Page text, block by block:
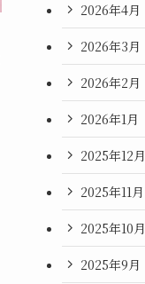
2026年4月
2026年3月
2026年2月
2026年1月
2025年12月
2025年11月
2025年10月
2025年9月